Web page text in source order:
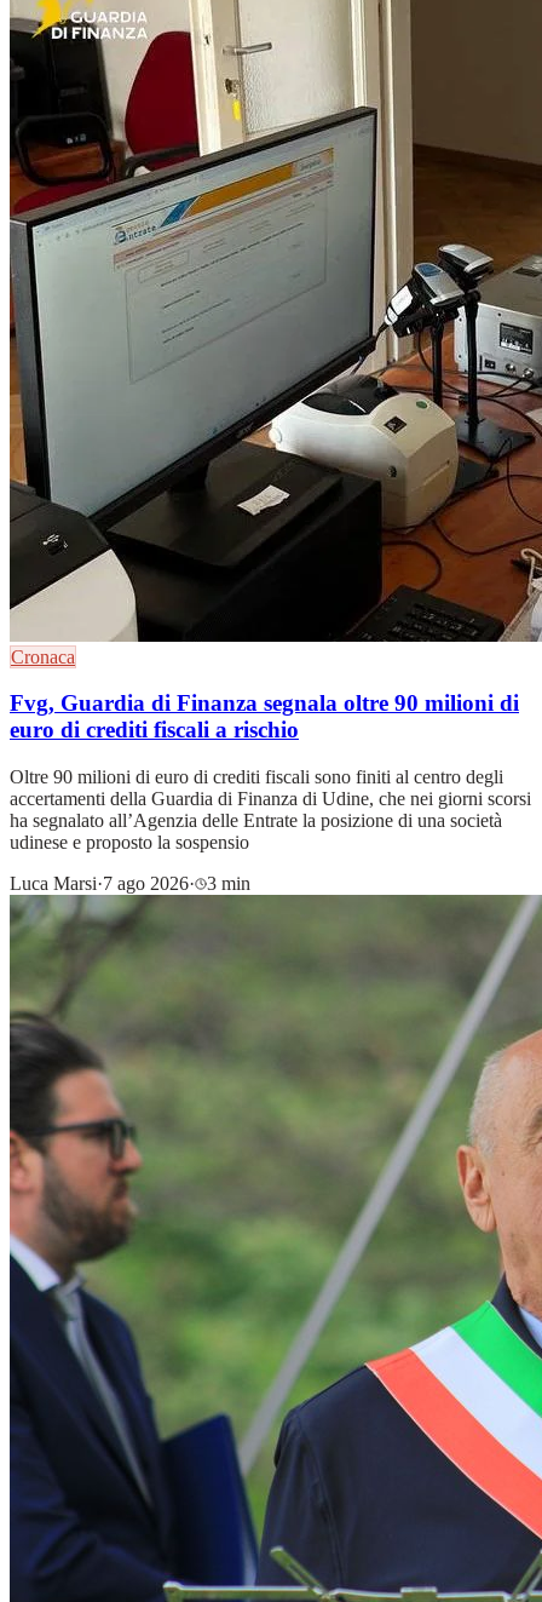
Cronaca
Fvg, Guardia di Finanza segnala oltre 90 milioni di
euro di crediti fiscali a rischio
Oltre 90 milioni di euro di crediti fiscali sono finiti al centro degli
accertamenti della Guardia di Finanza di Udine, che nei giorni scorsi
ha segnalato all’Agenzia delle Entrate la posizione di una società
udinese e proposto la sospensio
Luca Marsi·7 ago 2026· 3 min